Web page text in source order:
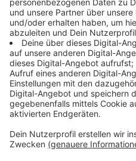
Asphaltarbeiten können
einigen Tagen nicht
Anwohnerparkplätzen der
Ausweis benötigen sie
laufend aktualisiert. Zur
Homepage geht´shier.
Anzeige